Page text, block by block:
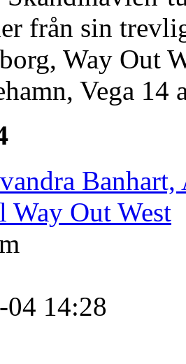
från sin
Way Out
Vega
Way Out West
14:28